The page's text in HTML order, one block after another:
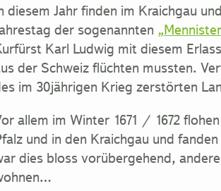
diesem Jahr finden im Kraichgau
der sogenannten
Karl Ludwig mit diesem
der Schweiz flüchten mussten.
im 30jährigen Krieg zerstörten
allem im Winter 1671 / 1672
und in den Kraichgau und
dies bloss vorübergehend,